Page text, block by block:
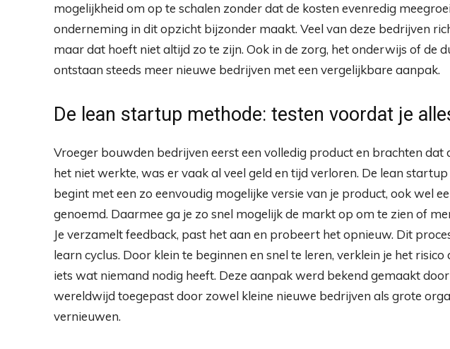
mogelijkheid om op te schalen zonder dat de kosten evenredig
onderneming in dit opzicht bijzonder maakt. Veel van deze bedrijven
maar dat hoeft niet altijd zo te zijn. Ook in de zorg, het onderwijs of de
ontstaan steeds meer nieuwe bedrijven met een vergelijkbare aanpak.
De lean startup methode: testen voordat je
Vroeger bouwden bedrijven eerst een volledig product en brachten dat
het niet werkte, was er vaak al veel geld en tijd verloren. De lean
begint met een zo eenvoudig mogelijke versie van je product, ook wel
genoemd. Daarmee ga je zo snel mogelijk de markt op om te zien of
Je verzamelt feedback, past het aan en probeert het opnieuw. Dit
learn cyclus. Door klein te beginnen en snel te leren, verklein je het
iets wat niemand nodig heeft. Deze aanpak werd bekend gemaakt
wereldwijd toegepast door zowel kleine nieuwe bedrijven als grote
vernieuwen.